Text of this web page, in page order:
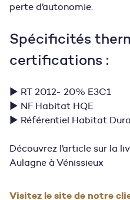
perte d’autonomie.
Spécificités
certifications :
▶ RT 2012- 20% E3C1
▶ NF Habitat HQE
▶ Référentiel Habitat
Découvrez l’article sur la
Aulagne à Vénissieux
Visitez le site de notre